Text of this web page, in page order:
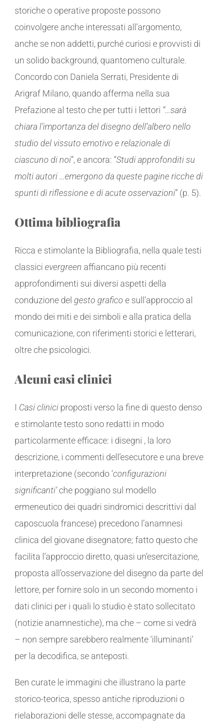
storiche o operative proposte possono
coinvolgere anche interessati all’argomento,
anche se non addetti, purché curiosi e provvisti di
un solido background, quantomeno culturale.
Concordo con Daniela Serrati, Presidente di
Arigraf Milano, quando afferma nella sua
Prefazione al testo che per tutti i lettori “…sarà
chiara l’importanza del disegno dell’albero nello
studio del vissuto emotivo e relazionale di
ciascuno di noi”, e ancora: “Studi approfonditi su
molti autori …emergono da queste pagine ricche di
spunti di riflessione e di acute osservazioni” (p. 5).
Ottima bibliografia
Ricca e stimolante la Bibliografia, nella quale testi
classici evergreen affiancano più recenti
approfondimenti sui diversi aspetti della
conduzione del gesto grafico e sull’approccio al
mondo dei miti e dei simboli e alla pratica della
comunicazione, con riferimenti storici e letterari,
oltre che psicologici.
Alcuni casi clinici
I Casi clinici proposti verso la fine di questo denso
e stimolante testo sono redatti in modo
particolarmente efficace: i disegni , la loro
descrizione, i commenti dell’esecutore e una breve
interpretazione (secondo ‘configurazioni
significanti’che poggiano sul modello
ermeneutico dei quadri sindromici descrittivi dal
caposcuola francese) precedono l’anamnesi
clinica del giovane disegnatore; fatto questo che
facilita l’approccio diretto, quasi un’esercitazione,
proposta all’osservazione del disegno da parte del
lettore, per fornire solo in un secondo momento i
dati clinici per i quali lo studio è stato sollecitato
(notizie anamnestiche), ma che – come si vedrà
– non sempre sarebbero realmente ‘illuminanti’
per la decodifica, se anteposti.
Ben curate le immagini che illustrano la parte
storico-teorica, spesso antiche riproduzioni o
rielaborazioni delle stesse, accompagnate da